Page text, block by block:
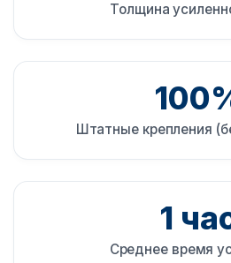
Толщина
Штатные крепления
1
Среднее время